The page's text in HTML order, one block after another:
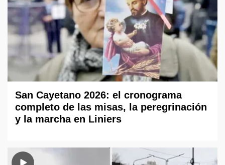
San Cayetano 2026: el cronograma
completo de las misas, la peregrinación
y la marcha en Liniers